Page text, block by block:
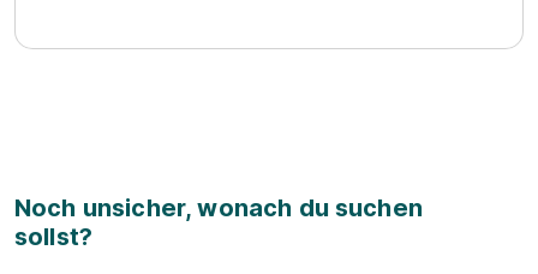
Noch unsicher, wonach du suchen
sollst?